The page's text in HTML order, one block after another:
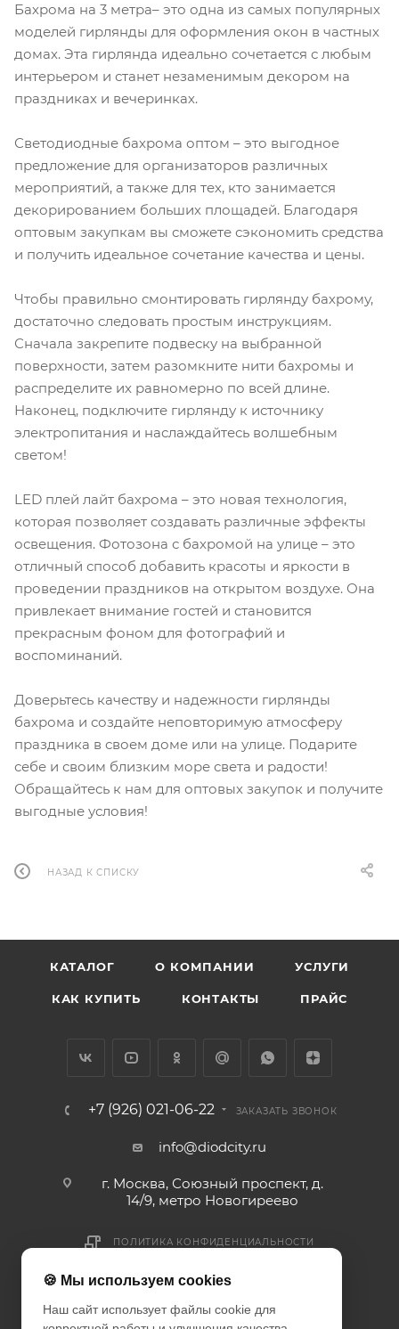
Бахрома на 3 метра– это одна из самых популярных
моделей гирлянды для оформления окон в частных
домах. Эта гирлянда идеально сочетается с любым
интерьером и станет незаменимым декором на
праздниках и вечеринках.
Светодиодные бахрома оптом – это выгодное
предложение для организаторов различных
мероприятий, а также для тех, кто занимается
декорированием больших площадей. Благодаря
оптовым закупкам вы сможете сэкономить средства
и получить идеальное сочетание качества и цены.
Чтобы правильно смонтировать гирлянду бахрому,
достаточно следовать простым инструкциям.
Сначала закрепите подвеску на выбранной
поверхности, затем разомкните нити бахромы и
распределите их равномерно по всей длине.
Наконец, подключите гирлянду к источнику
электропитания и наслаждайтесь волшебным
светом!
LED плей лайт бахрома – это новая технология,
которая позволяет создавать различные эффекты
освещения. Фотозона с бахромой на улице – это
отличный способ добавить красоты и яркости в
проведении праздников на открытом воздухе. Она
привлекает внимание гостей и становится
прекрасным фоном для фотографий и
воспоминаний.
Доверьтесь качеству и надежности гирлянды
бахрома и создайте неповторимую атмосферу
праздника в своем доме или на улице. Подарите
себе и своим близким море света и радости!
Обращайтесь к нам для оптовых закупок и получите
выгодные условия!
НАЗАД К СПИСКУ
КАТАЛОГ О КОМПАНИИ УСЛУГИ
КАК КУПИТЬ КОНТАКТЫ ПРАЙС
+7 (926) 021-06-22 ЗАКАЗАТЬ ЗВОНОК
info@diodcity.ru
г. Москва, Союзный проспект, д.
14/9, метро Новогиреево
ПОЛИТИКА КОНФИДЕНЦИАЛЬНОСТИ
🍪 Мы используем cookies
Наш сайт использует файлы cookie для